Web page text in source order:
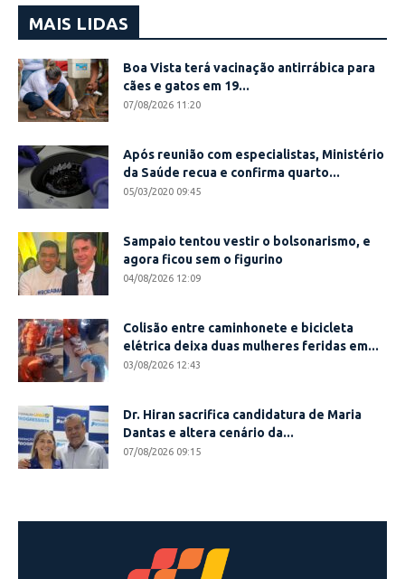
MAIS LIDAS
Boa Vista terá vacinação antirrábica para
cães e gatos em 19...
07/08/2026 11:20
Após reunião com especialistas, Ministério
da Saúde recua e confirma quarto...
05/03/2020 09:45
Sampaio tentou vestir o bolsonarismo, e
agora ficou sem o figurino
04/08/2026 12:09
Colisão entre caminhonete e bicicleta
elétrica deixa duas mulheres feridas em...
03/08/2026 12:43
Dr. Hiran sacrifica candidatura de Maria
Dantas e altera cenário da...
07/08/2026 09:15